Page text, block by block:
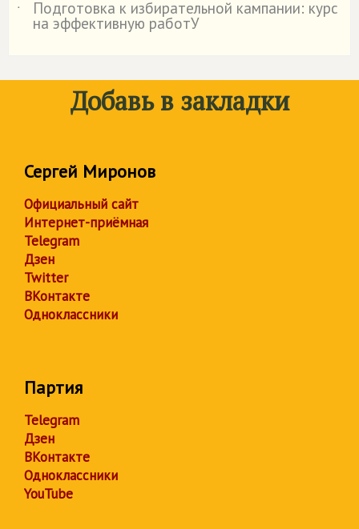
˙
Подготовка к избирательной кампании: курс
на эффективную работУ
Добавь в закладки
Сергей Миронов
Официальный сайт
Интернет-приёмная
Telegram
Дзен
Twitter
ВКонтакте
Одноклассники
Партия
Telegram
Дзен
ВКонтакте
Одноклассники
YouTube